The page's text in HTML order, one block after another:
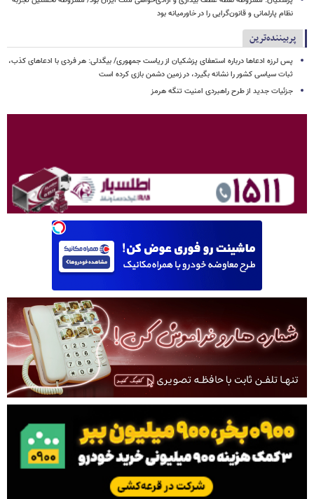
نظام پارلمانی و قانون‌گرایی را در خاورمیانه بود
پربیننده‌ترین
پس لرزه ادعاها درباره استعفای پزشکیان از ریاست جمهوری/ بیگدلی: هر فردی با ادعاهای کذب،
ثبات سیاسی کشور را نشانه بگیرد، در زمین دشمن بازی کرده است
جزئیات جدید از طرح راهبردی امنیت تنگه هرمز